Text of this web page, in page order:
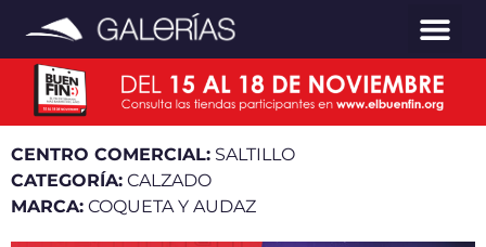
CENTRO COMERCIAL: SALTILLO
CATEGORÍA: CALZADO
MARCA: COQUETA Y AUDAZ